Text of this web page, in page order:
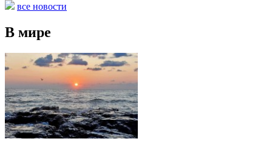
все новости
В мире